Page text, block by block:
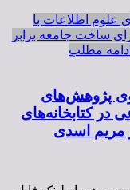
علوم اطلاعات با
ساخت جامعه برابر
ادامه مطلب
پژوهش­‌های
کتابخانه‌های
مریم اسدی